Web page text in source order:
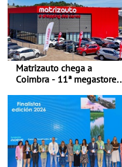
Matrizauto chega a
Coimbra - 11ª megastore
na Região Centro